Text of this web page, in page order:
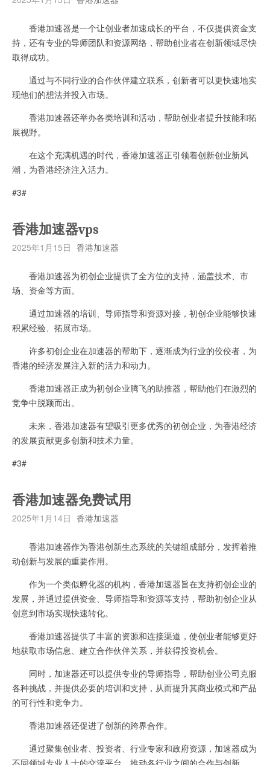
香港加速器是一个让创业者加速成长的平台，不仅提供资金支
持，还有专业的导师团队和资源网络，帮助创业者在创新领域尽快
取得成功。
通过与不同行业的合作伙伴建立联系，创新者可以更快速地实
现他们的想法并投入市场。
香港加速器还举办各类培训和活动，帮助创业者提升技能和拓
展视野。
在这个充满机遇的时代，香港加速器正引领着创新创业新风
潮，为香港经济注入活力。
#3#
香港加速器vps
2025年1月15日 香港加速器
香港加速器为初创企业提供了全方位的支持，涵盖技术、市
场、资金等方面。
通过加速器的培训、导师指导和资源对接，初创企业能够快速
积累经验、拓展市场。
许多初创企业在加速器的帮助下，逐渐成为行业的佼佼者，为
香港的经济发展注入新的活力和动力。
香港加速器正成为初创企业腾飞的助推器，帮助他们在激烈的
竞争中脱颖而出。
未来，香港加速器有望吸引更多优秀的初创企业，为香港经济
的发展贡献更多创新和技术力量。
#3#
香港加速器免费试用
2025年1月14日 香港加速器
香港加速器作为香港创新生态系统的关键组成部分，发挥着推
动创新与发展的重要作用。
作为一个类似孵化器的机构，香港加速器旨在支持初创企业的
发展，并通过提供资金、导师指导和资源等支持，帮助初创企业从
创意到市场实现快速转化。
香港加速器提供了丰富的资源和连接渠道，使创业者能够更好
地获取市场信息、建立合作伙伴关系，并获得投资机会。
同时，加速器还可以提供专业的导师指导，帮助创业公司克服
各种挑战，并提供必要的培训和支持，从而提升其商业模式和产品
的可行性和竞争力。
香港加速器还促进了创新的跨界合作。
通过聚集创业者、投资者、行业专家和政府资源，加速器成为
不同领域专业人士的交流平台，推动各行业之间的合作与创新。